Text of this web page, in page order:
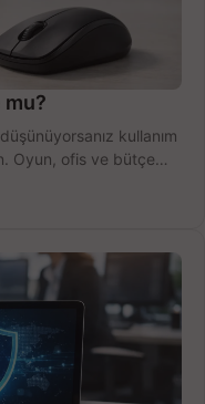
mu?
kullanım
Oyun, ofis ve bütçe